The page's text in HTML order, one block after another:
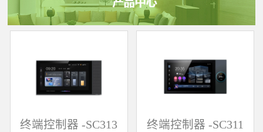
终端控制器 -SC313 终端控制器 -SC311